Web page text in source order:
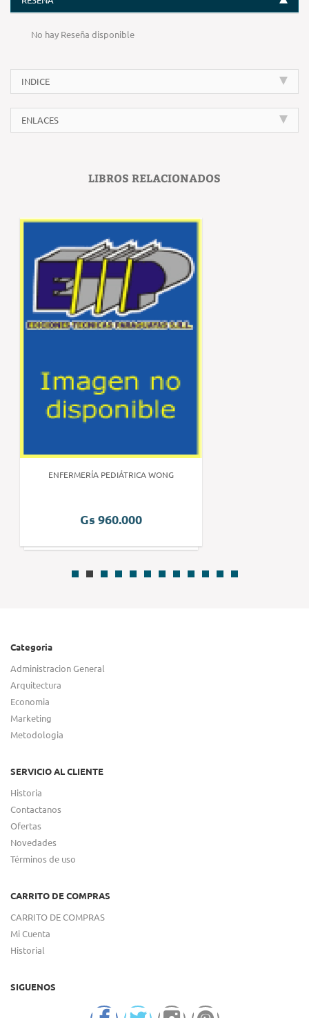
No hay Reseña disponible
INDICE
ENLACES
LIBROS RELACIONADOS
ENFERMERÍA PEDIÁTRICA WONG
Gs 960.000
Categoria
Administracion General
Arquitectura
Economia
Marketing
Metodologia
SERVICIO AL CLIENTE
Historia
Contactanos
Ofertas
Novedades
Términos de uso
CARRITO DE COMPRAS
CARRITO DE COMPRAS
Mi Cuenta
Historial
SIGUENOS